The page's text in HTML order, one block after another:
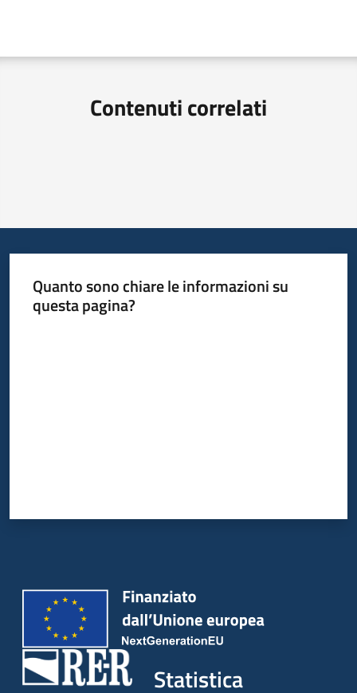
Contenuti correlati
Quanto sono chiare le informazioni su
questa pagina?
Statistica